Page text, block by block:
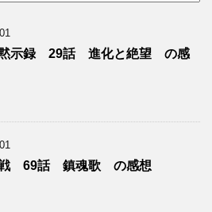
示録 29話 進化と絶望 の感
戦 69話 鎮魂歌 の感想